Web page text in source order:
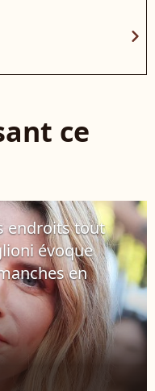
chevron_right
ce
endroits tout
évoque
en